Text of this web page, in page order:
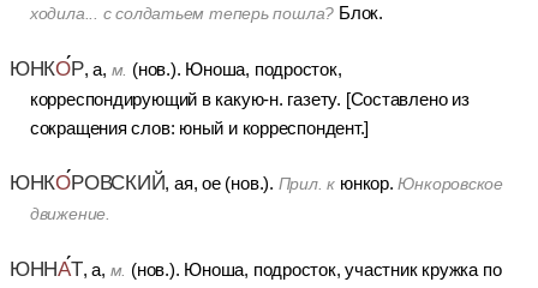
ходила... с солдатьем теперь пошла? Блок.
ЮНКОР, а, м. (нов.). Юноша, подросток,
корреспондирующий в какую-н. газету. [Составлено из
сокращения слов: юный и корреспондент.]
ЮНКОРОВСКИЙ, ая, ое (нов.). Прил. к юнкор. Юнкоровское
движение.
ЮННАТ, а, м. (нов.). Юноша, подросток, участник кружка по